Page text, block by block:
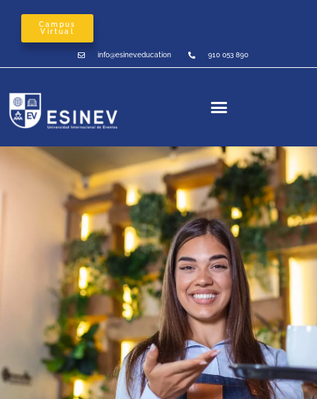
Campus
Virtual
info@esinev.education 910 053 890